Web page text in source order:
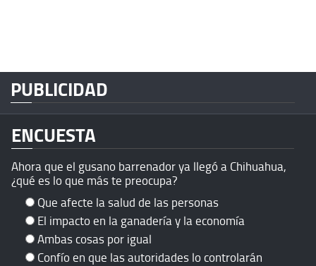
PUBLICIDAD
ENCUESTA
Ahora que el gusano barrenador ya llegó a Chihuahua,
¿qué es lo que más te preocupa?
Que afecte la salud de las personas
El impacto en la ganadería y la economía
Ambas cosas por igual
Confío en que las autoridades lo controlarán